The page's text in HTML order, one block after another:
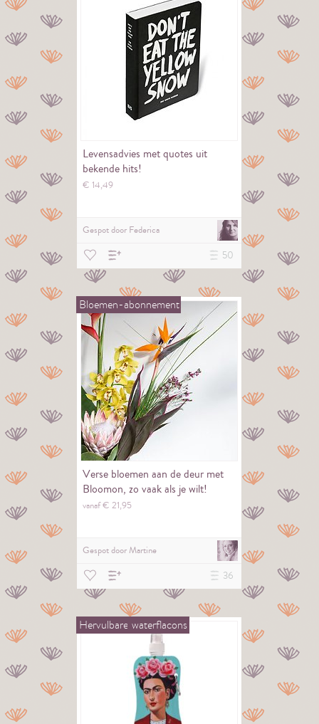
Levensadvies met quotes uit
bekende hits!
€ 14,49
Gespot door Federica
50
Bloemen-abonnement
Verse bloemen aan de deur met
Bloomon, zo vaak als je wilt!
vanaf €21,95
Gespot doorMartine
36
Hervulbare waterflacons